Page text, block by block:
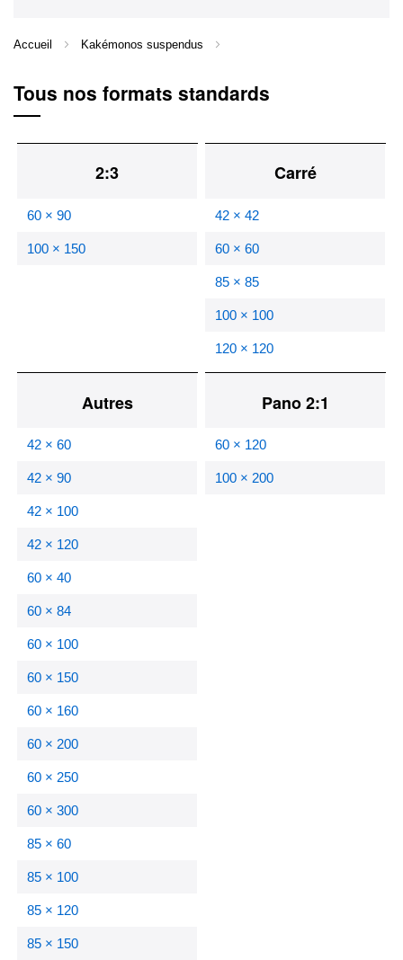
Accueil Kakémonos suspendus
Tous nos formats standards
2:3
60 × 90
100 × 150
Carré
42 × 42
60 × 60
85 × 85
100 × 100
120 × 120
Autres
42 × 60
42 × 90
42 × 100
42 × 120
60 × 40
60 × 84
60 × 100
60 × 150
60 × 160
60 × 200
60 × 250
60 × 300
85 × 60
85 × 100
85 × 120
85 × 150
Pano 2:1
60 × 120
100 × 200